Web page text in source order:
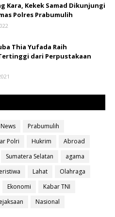
Kara, Kekek Samad Dikunjungi
Polres Prabumulih
Thia Yufada Raih
dari Perpustakaan
Prabumulih
Polri Hukrim
Abroad
Sumatera Selatan
agama
Lahat
Olahraga
Ekonomi
Kabar TNI
Nasional